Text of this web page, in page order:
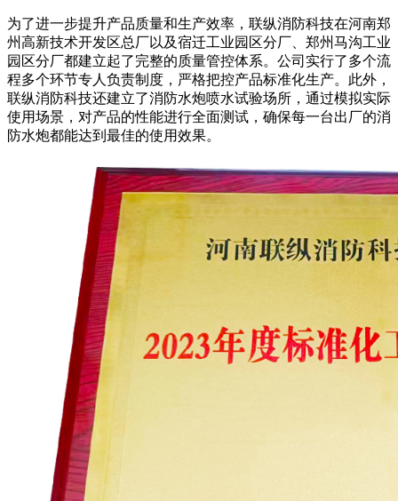
为了进一步提升产品质量和生产效率，联纵消防科技在河南郑
州高新技术开发区总厂以及宿迁工业园区分厂、郑州马沟工业
园区分厂都建立起了完整的质量管控体系。公司实行了多个流
程多个环节专人负责制度，严格把控产品标准化生产。此外，
联纵消防科技还建立了消防水炮喷水试验场所，通过模拟实际
使用场景，对产品的性能进行全面测试，确保每一台出厂的消
防水炮都能达到最佳的使用效果。